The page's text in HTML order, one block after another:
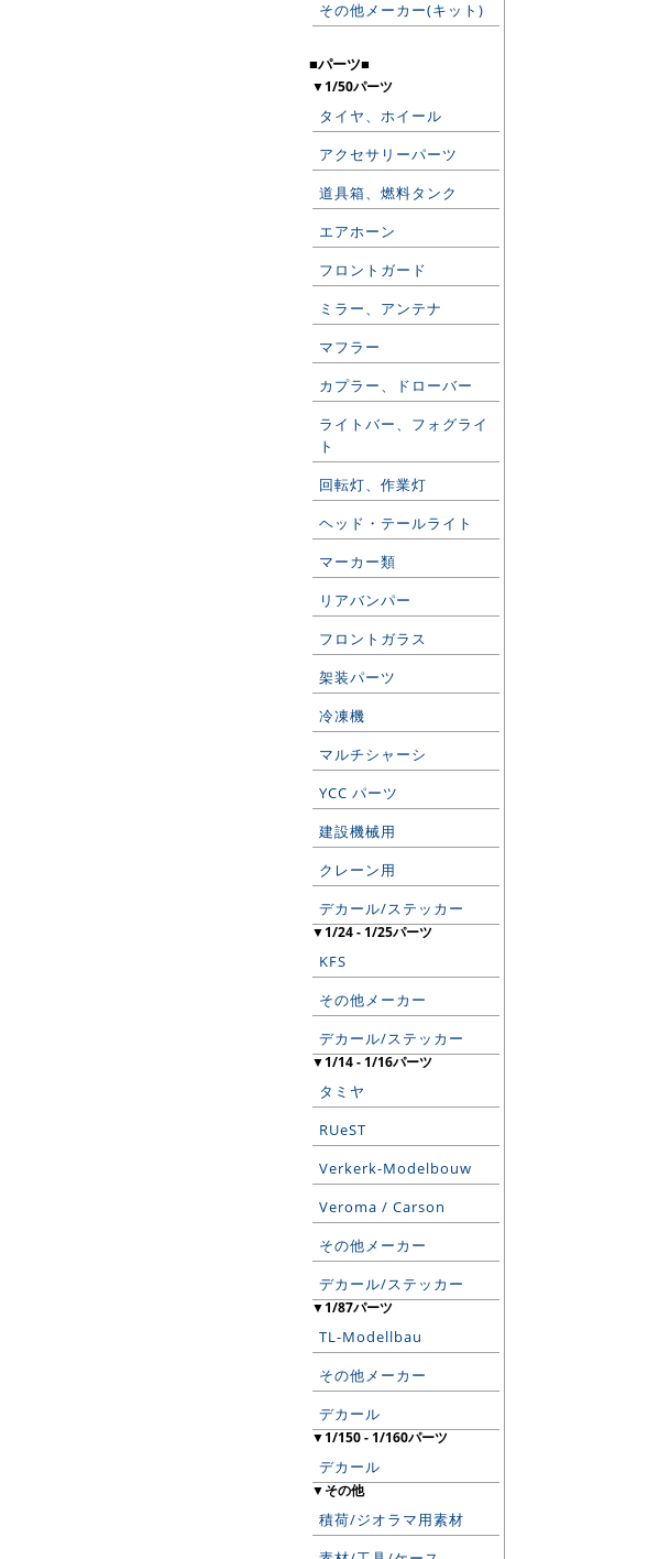
その他メーカー(キット)
■パーツ■
▼1/50パーツ
タイヤ、ホイール
アクセサリーパーツ
道具箱、燃料タンク
エアホーン
フロントガード
ミラー、アンテナ
マフラー
カプラー、ドローバー
ライトバー、フォグライ
ト
回転灯、作業灯
ヘッド・テールライト
マーカー類
リアバンパー
フロントガラス
架装パーツ
冷凍機
マルチシャーシ
YCC パーツ
建設機械用
クレーン用
デカール/ステッカー
▼1/24 - 1/25パーツ
KFS
その他メーカー
デカール/ステッカー
▼1/14 - 1/16パーツ
タミヤ
RUeST
Verkerk-Modelbouw
Veroma / Carson
その他メーカー
デカール/ステッカー
▼1/87パーツ
TL-Modellbau
その他メーカー
デカール
▼1/150 - 1/160パーツ
デカール
▼その他
積荷/ジオラマ用素材